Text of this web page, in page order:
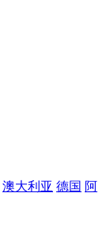
澳大利亚 德国 阿